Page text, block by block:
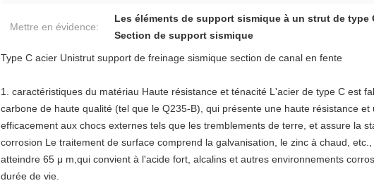
Mettre en évidence:
Les éléments de support sismique à un strut de type
Section de support sismique
Type C acier Unistrut support de freinage sismique section de canal en fente
1. caractéristiques du matériau Haute résistance et ténacité L'acier de type C est
carbone de haute qualité (tel que le Q235-B), qui présente une haute résistance
efficacement aux chocs externes tels que les tremblements de terre, et assure la
corrosion Le traitement de surface comprend la galvanisation, le zinc à chaud,
atteindre 65 μ m,qui convient à l'acide fort, alcalins et autres environnements
durée de vie.